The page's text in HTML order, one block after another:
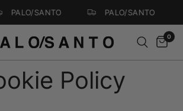
PALO/SANTO PALO/SANTO
0
Policy